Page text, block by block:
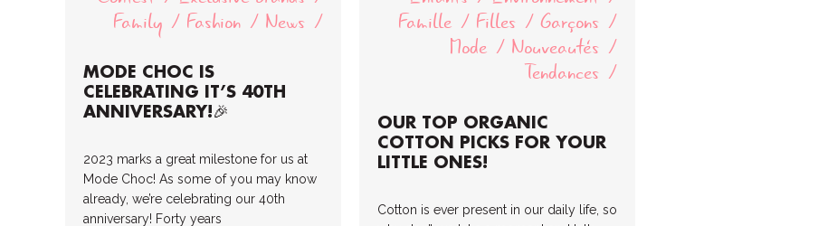
Family
Fashion News
MODE CHOC IS
CELEBRATING IT’S 40TH
ANNIVERSARY!🎉
2023 marks a great milestone for us at
Mode Choc! As some of you may know
already, we’re celebrating our 40th
anniversary! Forty years
Famille
Filles
Garçons
Mode
Nouveautés
Tendances
OUR TOP ORGANIC
COTTON PICKS FOR YOUR
LITTLE ONES!
Cotton is ever present in our daily life, so